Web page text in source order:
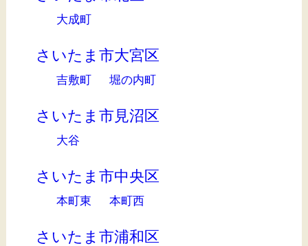
大成町
さいたま市大宮区
吉敷町 堀の内町
さいたま市見沼区
大谷
さいたま市中央区
本町東 本町西
さいたま市浦和区